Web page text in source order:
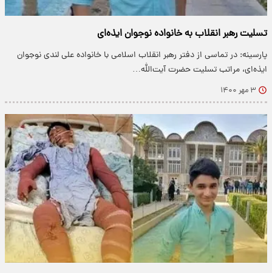
تسلیت رهبر انقلاب به خانواده نوجوان ایذه‌ای
پارسینه: در تماسی از دفتر رهبر انقلاب اسلامی با خانواده علی لندی نوجوان
ایذه‌ای، مراتب تسلیت حضرت آیت‌الله…
۳ مهر ۱۴۰۰